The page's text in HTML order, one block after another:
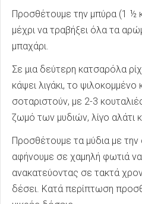
Προσθέτουμε την μπύρα (1 ½
μέχρι να τραβήξει όλα τα
μπαχάρι.
Σε μια δεύτερη κατσαρόλα
κάψει λιγάκι, το
σοταριστούν, με 2-3
ζωμό των μυδιών, λίγο αλάτι
Προσθέτουμε τα μύδια με την
αφήνουμε σε χαμηλή φωτιά να
ανακατεύοντας σε τακτά
δέσει. Κατά περίπτωση